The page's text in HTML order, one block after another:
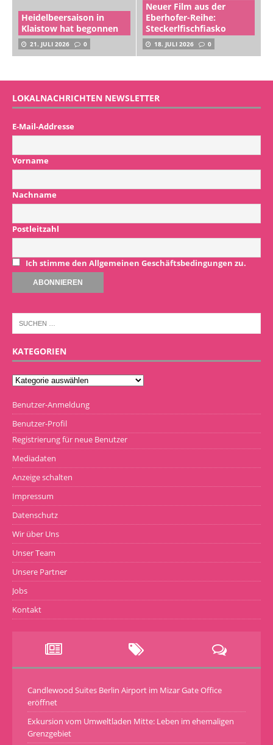
Heidelbeersaison in
Klaistow hat begonnen
21. JULI 2026 0
Neuer Film aus der
Eberhofer-Reihe:
Steckerlfischfiasko
18. JULI 2026 0
LOKALNACHRICHTEN NEWSLETTER
E-Mail-Addresse
Vorname
Nachname
Postleitzahl
Ich stimme den Allgemeinen Geschäftsbedingungen zu.
KATEGORIEN
Benutzer-Anmeldung
Benutzer-Profil
Registrierung für neue Benutzer
Mediadaten
Anzeige schalten
Impressum
Datenschutz
Wir über Uns
Unser Team
Unsere Partner
Jobs
Kontakt
Candlewood Suites Berlin Airport im Mizar Gate Office
eröffnet
Exkursion vom Umweltladen Mitte: Leben im ehemaligen
Grenzgebiet